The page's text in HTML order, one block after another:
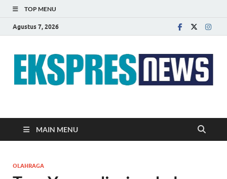
TOP MENU
Agustus 7, 2026
EKSPRES NEWS
MAIN MENU
OLAHRAGA